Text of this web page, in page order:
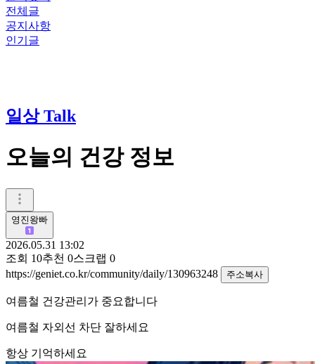
전체글
공지사항
인기글
일상 Talk
오늘의 건강 정보
영진왕빠
2026.05.31 13:02
조회 10추천 0스크랩 0
https://geniet.co.kr/community/daily/130963248
주소복사
여름철 건강관리가 중요합니다
여름철 자외선 차단 잘하세요
항상 기억하세요